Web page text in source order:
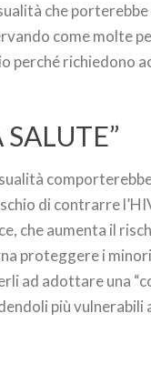
che
come molte
perché richiedono
SALUTE”
di contrarre
che aumenta il
proteggere i minori
ad adottare una
più vulnerabili